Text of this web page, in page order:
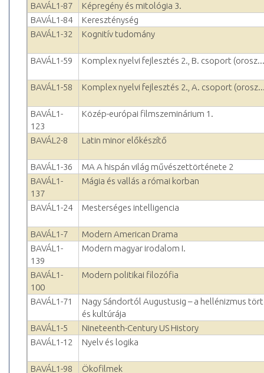
BAVÁL1-87
Képregény és mitológia 3.
BAVÁL1-84
Kereszténység
BAVÁL1-32
Kognitív tudomány
BAVÁL1-59 Komplex nyelvi fejlesztés 2., B. csoport (orosz...
BAVÁL1-58 Komplex nyelvi fejlesztés 2., A. csoport
BAVÁL1-
123
Közép-európai filmszeminárium 1.
BAVÁL2-8 Latin minor előkészítő
BAVÁL1-36
MA A hispán világ művészettörténete 2
BAVÁL1-
137
Mágia és vallás a római korban
BAVÁL1-24 Mesterséges intelligencia
BAVÁL1-7
Modern American Drama
BAVÁL1-
139
Modern magyar irodalom I.
BAVÁL1-
100
Modern politikai filozófia
BAVÁL1-71
Nagy Sándortól Augustusig – a hellénizmus
és kultúrája
BAVÁL1-5
Nineteenth-Century US History
BAVÁL1-12
Nyelv és logika
BAVÁL1-98 Ökofilmek